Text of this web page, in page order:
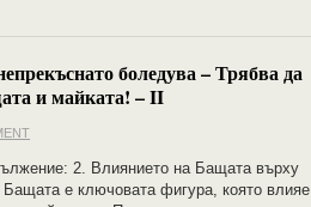
боледува – Трябва да
и майката! – II
2. Влиянието на Бащата върху
е ключовата фигура, която влияе